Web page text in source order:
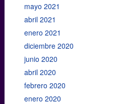
mayo 2021
abril 2021
enero 2021
diciembre 2020
junio 2020
abril 2020
febrero 2020
enero 2020